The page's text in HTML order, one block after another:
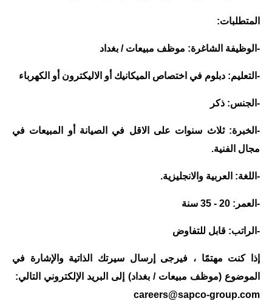
المرحلة الاعدادية
ملازم دراسية
المتطلبات:
-الوظيفة الشاغرة: موظف مبيعات / بغداد
-التعليم: دبلوم في اختصاص الميكانيك أو الاليكترون أو الكهرباء
-الجنس: ذكر
-الخبرة: ثلاث سنوات على الاقل في الصيانة أو المبيعات في
مجال الفنية.
-اللغة: العربية والانجليزية.
-العمر: 20 - 35 سنة
-الراتب: قابل للتفاوض
إذا كنت مهتمًا ، فيرجى إرسال سيرتك الذاتية والإشارة في
الموضوع (موظف مبيعات / بغداد) إلى البريد الإلكتروني التالي:
careers@sapco-group.com